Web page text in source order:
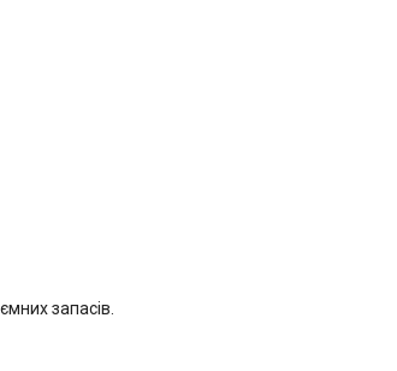
запасів.